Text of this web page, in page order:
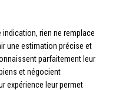
rien ne remplace
une estimation précise et
parfaitement leur
et négocient
expérience leur permet